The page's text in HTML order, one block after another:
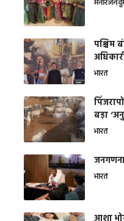
मनोरंजन
पश्चिम
भारत
बड़ा
भारत
भारत